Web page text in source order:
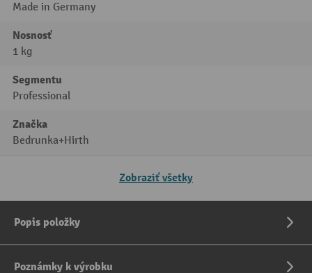
Made in Germany
Nosnosť
1 kg
Segmentu
Professional
Značka
Bedrunka+Hirth
Zobraziť všetky
Popis položky
Poznámky k výrobku